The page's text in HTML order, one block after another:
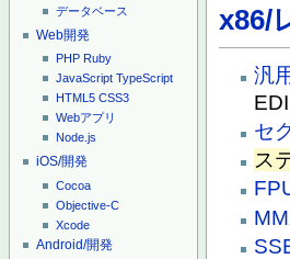
データベース
Web開発
PHP Ruby
JavaScript TypeScript
HTML5 CSS3
Webアプリ
Node.js
iOS/開発
Cocoa
Objective-C
Xcode
Android/開発
x86/
汎
EDI
セ
ス